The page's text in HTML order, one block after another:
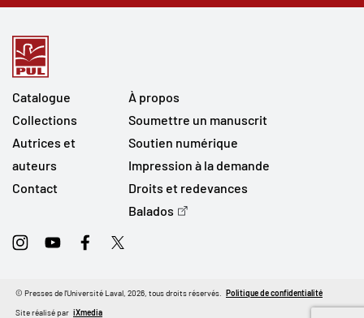
Catalogue
Collections
Autrices et
auteurs
Contact
À propos
Soumettre un manuscrit
Soutien numérique
Impression à la demande
Droits et redevances
Balados
InstagramYoutubeFacebookTwitter
Site réalisé par iXmedia
© Presses de l'Université Laval, 2026, tous droits réservés. Politique de confidentialité